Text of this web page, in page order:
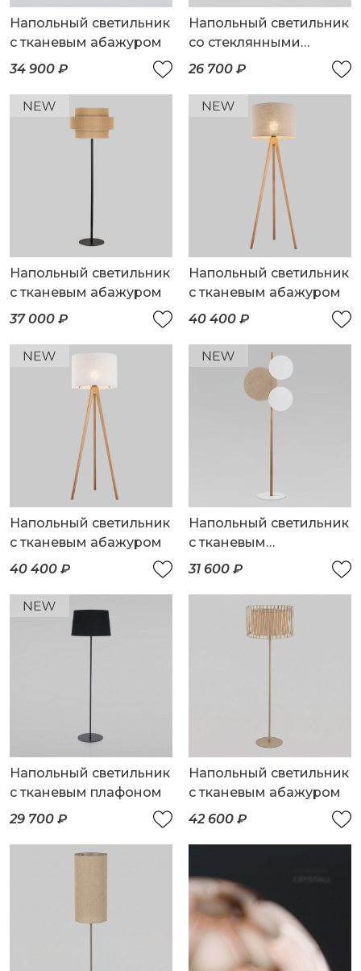
Напольный светильник
с тканевым абажуром
34 900 ₽
Напольный светильник
со стеклянными
плафонами
26 700 ₽
Напольный светильник
с тканевым абажуром
37 000 ₽
Напольный светильник
с тканевым абажуром
40 400 ₽
Напольный светильник
с тканевым абажуром
40 400 ₽
Напольный светильник
с тканевым
рассеивателем
31 600 ₽
Напольный светильник
с тканевым плафоном
29 700 ₽
Напольный светильник
с тканевым абажуром
42 600 ₽